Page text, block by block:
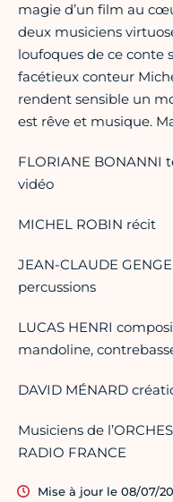
magie d’un film au
deux musiciens
loufoques de ce conte
facétieux conteur
rendent sensible un
est rêve et musique.
FLORIANE BONANNI
vidéo
MICHEL ROBIN récit
JEAN-CLAUDE
percussions
LUCAS HENRI
mandoline,
DAVID MÉNARD
Musiciens de
RADIO FRANCE
Mise à jour le 08/07/